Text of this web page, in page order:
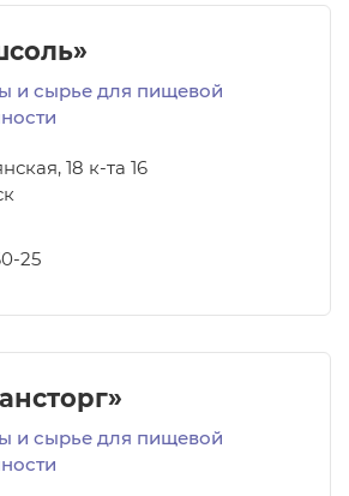
и сырье для пищевой
18 к-та 16
25
и сырье для пищевой